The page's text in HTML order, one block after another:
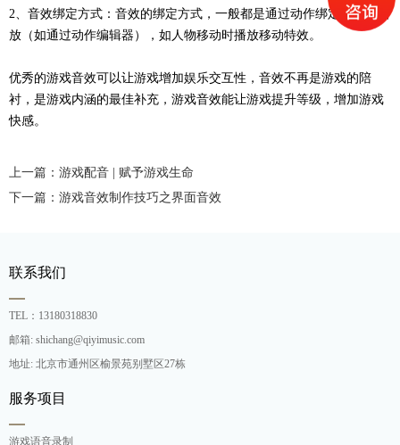
2、音效绑定方式：音效的绑定方式，一般都是通过动作绑定的方式播
放（如通过动作编辑器），如人物移动时播放移动特效。
优秀的游戏音效可以让游戏增加娱乐交互性，音效不再是游戏的陪
衬，是游戏内涵的最佳补充，游戏音效能让游戏提升等级，增加游戏
快感。
上一篇：游戏配音 | 赋予游戏生命
下一篇：游戏音效制作技巧之界面音效
联系我们
TEL：13180318830
邮箱: shichang@qiyimusic.com
地址: 北京市通州区榆景苑别墅区27栋
服务项目
游戏语音录制